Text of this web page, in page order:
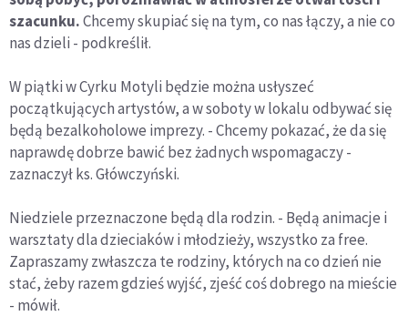
szacunku.Chcemy skupiać się na tym, co nas łączy, a nie co
nas dzieli - podkreślił.
W piątki w Cyrku Motyli będzie można usłyszeć
początkujących artystów, a w soboty w lokalu odbywać się
będą bezalkoholowe imprezy. - Chcemy pokazać, że da się
naprawdę dobrze bawić bez żadnych wspomagaczy -
zaznaczył ks. Główczyński.
Niedziele przeznaczone będą dla rodzin. - Będą animacje i
warsztaty dla dzieciaków i młodzieży, wszystko za free.
Zapraszamy zwłaszcza te rodziny, których na co dzień nie
stać, żeby razem gdzieś wyjść, zjeść coś dobrego na mieście
- mówił.